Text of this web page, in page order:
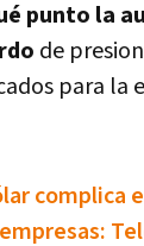
punto la
de
para la
complica